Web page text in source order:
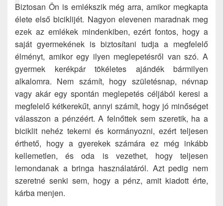
Biztosan Ön is emlékszik még arra, amikor megkapta
élete első biciklijét. Nagyon elevenen maradnak meg
ezek az emlékek mindenkiben, ezért fontos, hogy a
saját gyermekének is biztosítani tudja a megfelelő
élményt, amikor egy ilyen meglepetésről van szó. A
gyermek kerékpár tökéletes ajándék bármilyen
alkalomra. Nem számít, hogy születésnap, névnap
vagy akár egy spontán meglepetés céljából keresi a
megfelelő kétkerekűt, annyi számít, hogy jó minőséget
válasszon a pénzéért. A felnőttek sem szeretik, ha a
biciklit nehéz tekerni és kormányozni, ezért teljesen
érthető, hogy a gyerekek számára ez még inkább
kellemetlen, és oda is vezethet, hogy teljesen
lemondanak a bringa használatáról. Azt pedig nem
szeretné senki sem, hogy a pénz, amit kiadott érte,
kárba menjen.